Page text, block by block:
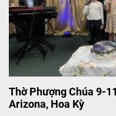
Thờ Phượng Chúa 9-
Arizona, Hoa Kỳ